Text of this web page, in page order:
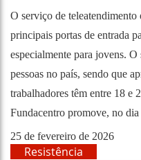
O serviço de
principais portas de entrada
especialmente para jovens.
pessoas no país, sendo que
trabalhadores têm entre 18 e
Fundacentro promove, no
25 de fevereiro de 2026
Resistência